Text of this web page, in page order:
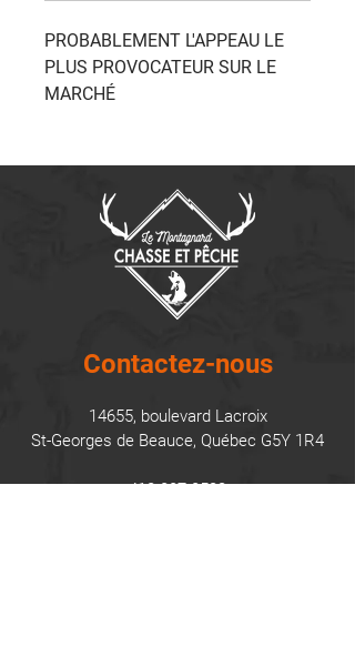
PROBABLEMENT L'APPEAU LE
PLUS PROVOCATEUR SUR LE
MARCHÉ
Contactez-nous
14655, boulevard Lacroix
St-Georges de Beauce, Québec G5Y 1R4
418-227-0533